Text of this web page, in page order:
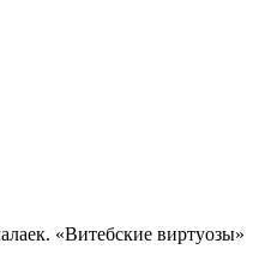
«Витебские виртуозы»